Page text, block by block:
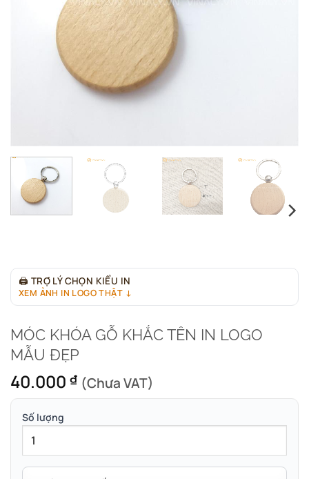
🖨 TRỢ LÝ CHỌN KIỂU IN
XEM ẢNH IN LOGO THẬT ↓
MÓC KHÓA GỖ KHẮC TÊN IN LOGO
MẪU ĐẸP
40.000 ₫ (Chưa VAT)
Số lượng